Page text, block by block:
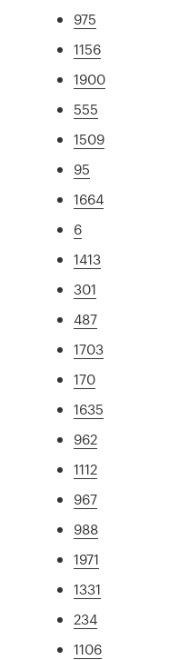
975
1156
1900
555
1509
95
1664
6
1413
301
487
1703
170
1635
962
1112
967
988
1971
1331
234
1106